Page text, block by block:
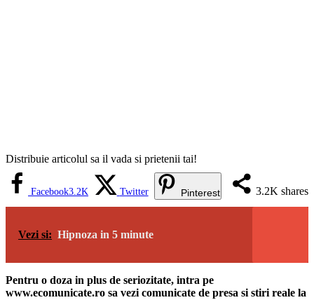
Distribuie articolul sa il vada si prietenii tai!
3.2K shares
Facebook3.2K Twitter Pinterest
Vezi si: Hipnoza in 5 minute
Pentru o doza in plus de seriozitate, intra pe
www.ecomunicate.ro sa vezi comunicate de presa si stiri reale la